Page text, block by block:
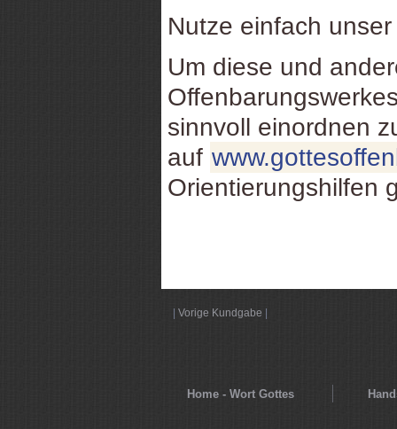
Nutze einfach
Um diese und
sinnvoll einordnen
auf
Orientierungshilfen
Vorige Kundgabe
Home - Wort Gottes